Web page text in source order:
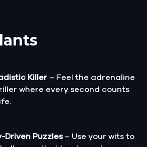
Killer – Feel the adrenaline
where every second counts
Driven Puzzles– Use your wits to